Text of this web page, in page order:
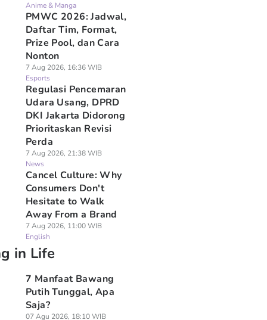
Anime & Manga
PMWC 2026: Jadwal,
Daftar Tim, Format,
Prize Pool, dan Cara
Nonton
7 Aug 2026, 16:36 WIB
Esports
Regulasi Pencemaran
Udara Usang, DPRD
DKI Jakarta Didorong
Prioritaskan Revisi
Perda
7 Aug 2026, 21:38 WIB
News
Cancel Culture: Why
Consumers Don't
Hesitate to Walk
Away From a Brand
7 Aug 2026, 11:00 WIB
English
in Life
7 Manfaat Bawang
Putih Tunggal, Apa
Saja?
07 Agu 2026, 18:10 WIB